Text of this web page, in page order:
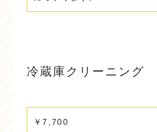
冷蔵庫クリーニング
￥7,700